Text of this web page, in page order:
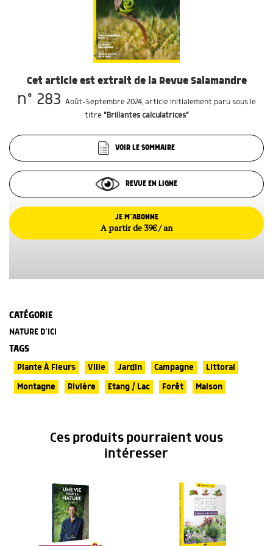
Cet article est extrait de la Revue Salamandre
n° 283 Août-Septembre 2024, article initialement paru sous le
titre "Brillantes calculatrices"
VOIR LE SOMMAIRE
REVUE EN LIGNE
JE M’ABONNE
A partir de 39€ / an
CATÉGORIE
NATURE D’ICI
TAGS
Plante À Fleurs Ville Jardin Campagne
Littoral
Montagne
Rivière Etang / Lac Forêt Maison
Ces produits pourraient vous
intéresser